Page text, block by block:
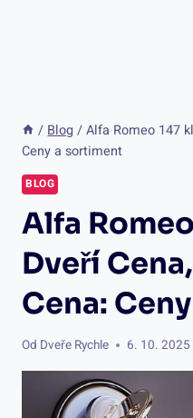
/ Blog / Alfa Romeo 147
Ceny a sortiment
BLOG
Alfa
Dveří
Cena:
Od Dveře Rychle 6. 10. 2025